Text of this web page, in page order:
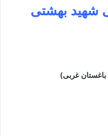
شهید بهشتی
باغستان غربی)